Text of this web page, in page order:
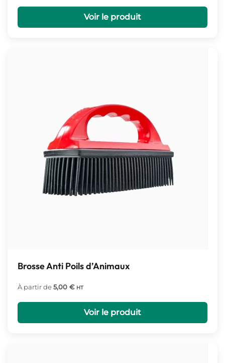
75,00 €
à
Voir le produit
Brosse Anti Poils d’Animaux
À partir de5,00 € HT
Voir le produit